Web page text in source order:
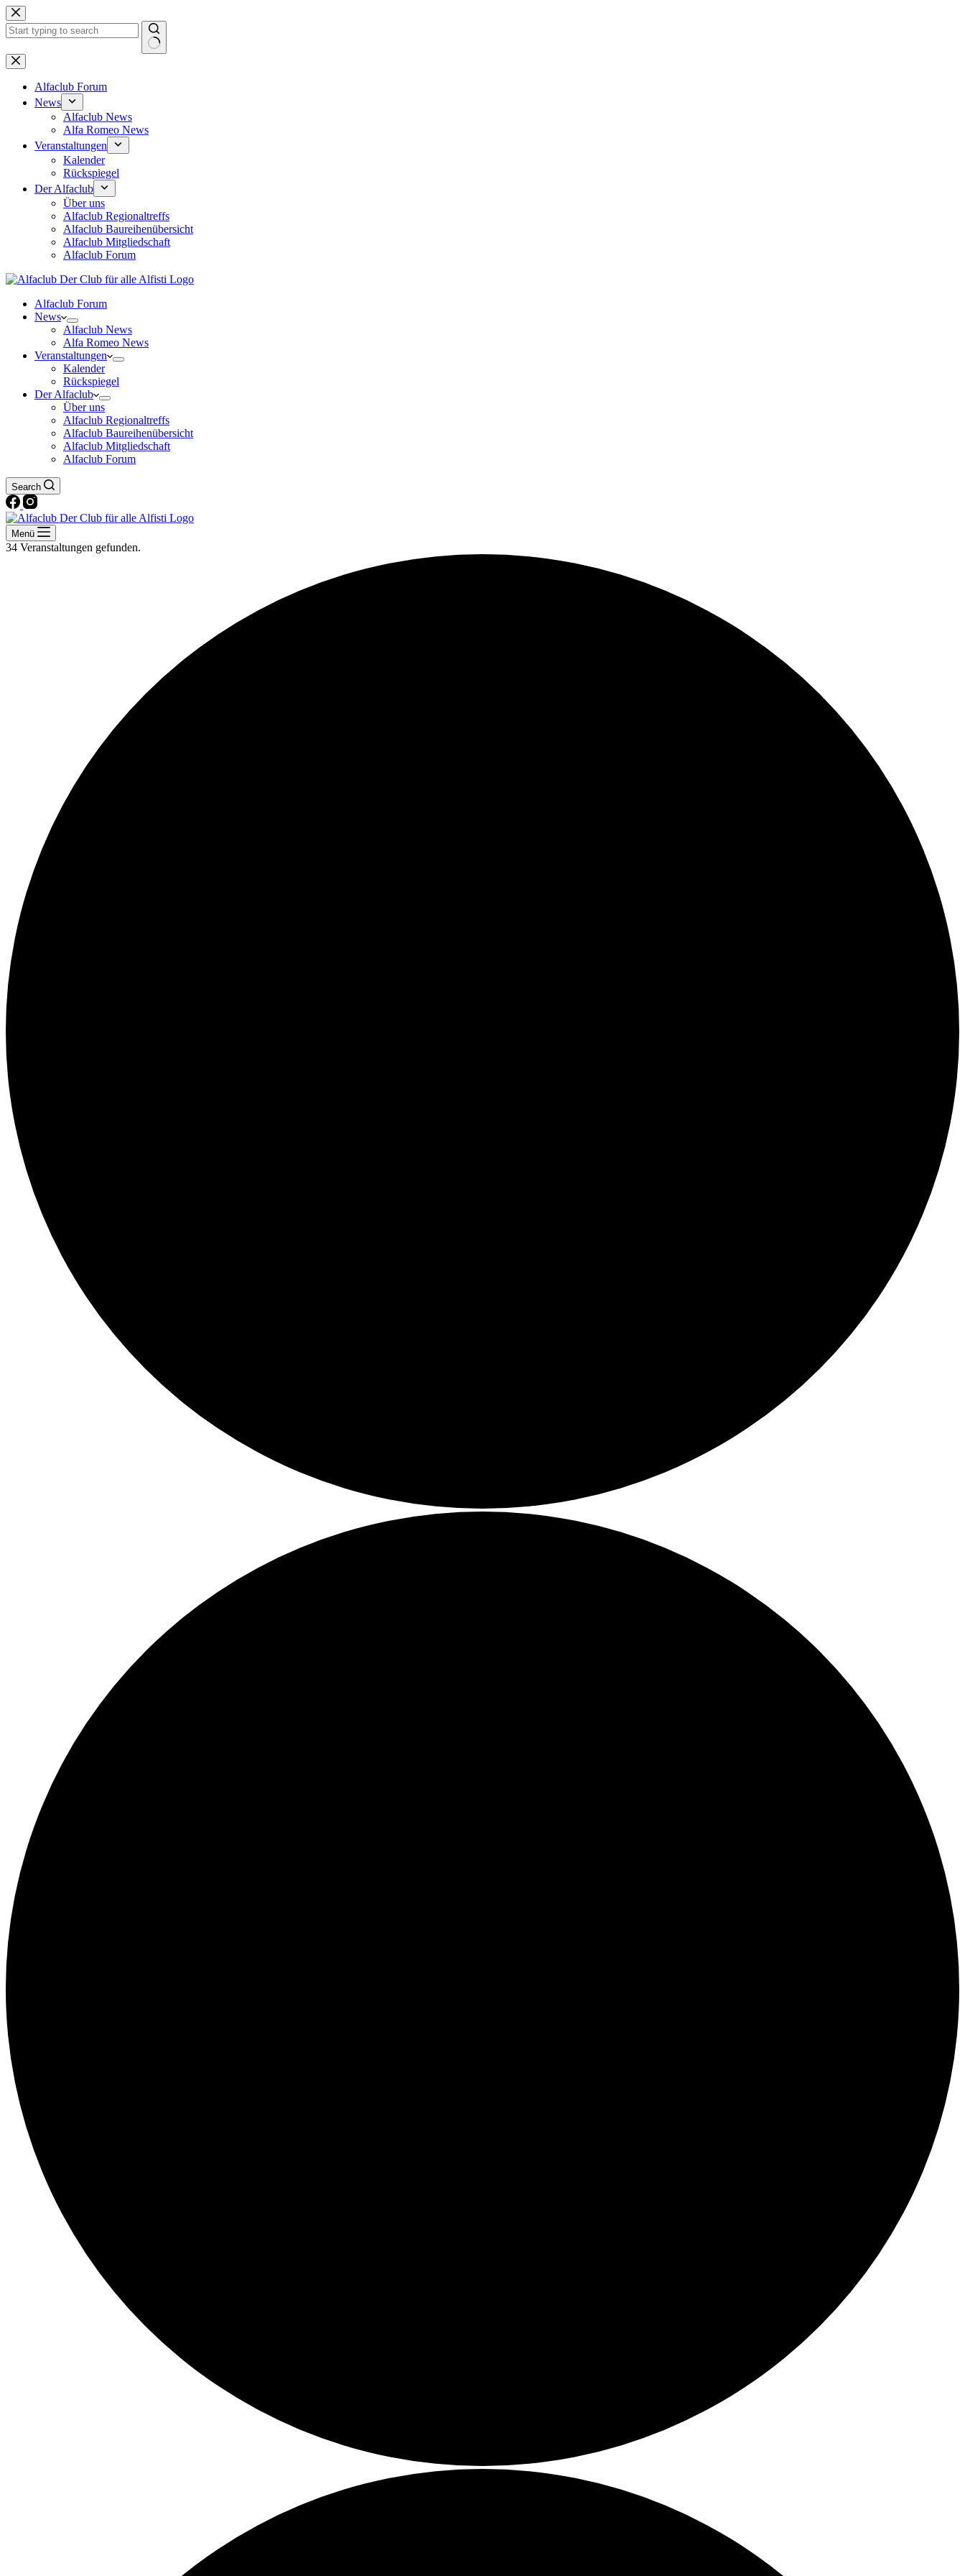
Zum
Inhalt
springen
Keine
Ergebnisse
Alfaclub Forum
News
Alfaclub News
Alfa Romeo News
Veranstaltungen
Kalender
Rückspiegel
Der Alfaclub
Über uns
Alfaclub Regionaltreffs
Alfaclub Baureihenübersicht
Alfaclub Mitgliedschaft
Alfaclub Forum
Alfaclub Forum
News
Alfaclub News
Alfa Romeo News
Veranstaltungen
Kalender
Rückspiegel
Der Alfaclub
Über uns
Alfaclub Regionaltreffs
Alfaclub Baureihenübersicht
Alfaclub Mitgliedschaft
Alfaclub Forum
Search
Menü
34 Veranstaltungen gefunden.